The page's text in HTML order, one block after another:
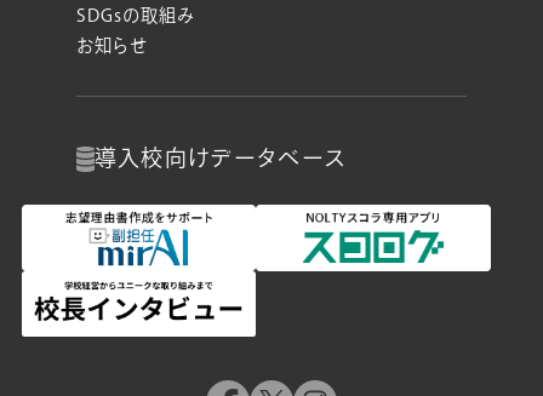
SDGsの取組み
お知らせ
導入校向けデータベース